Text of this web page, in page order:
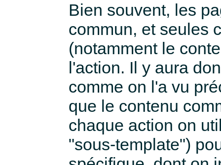
Bien souvent, les
commun, et seules
(notamment le
l'action. Il y aura
comme on l'a vu
que le contenu
chaque action on
"sous-template")